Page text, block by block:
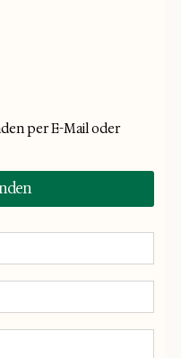
per E-Mail oder